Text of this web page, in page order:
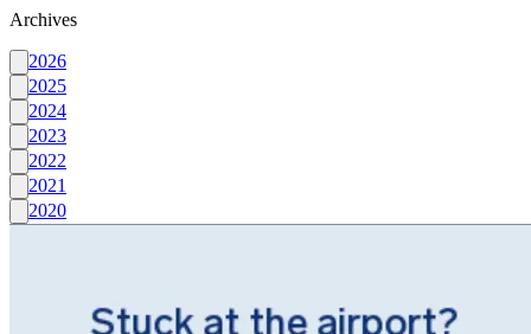
Archives
2026
2025
2024
2023
2022
2021
2020